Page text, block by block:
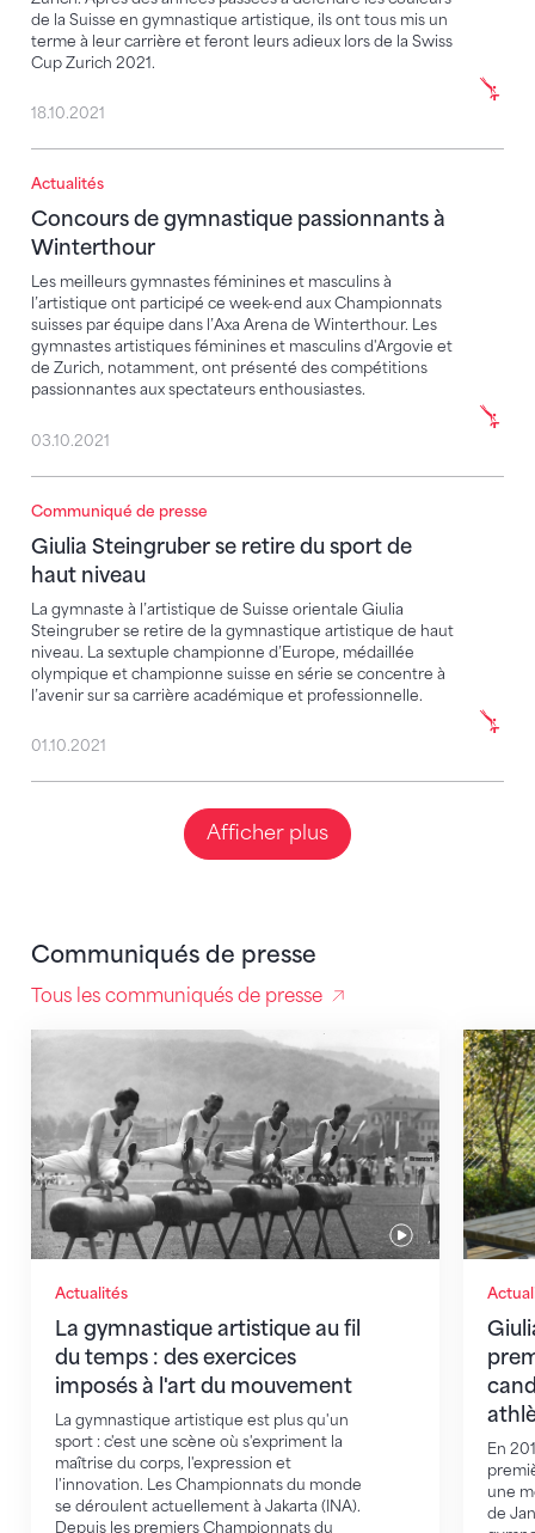
de la Suisse en gymnastique artistique, ils ont tous mis un
terme à leur carrière et feront leurs adieux lors de la Swiss
Cup Zurich 2021.
18.10.2021
Actualités
Concours de gymnastique passionnants à
Winterthour
Les meilleurs gymnastes féminines et masculins à
l’artistique ont participé ce week-end aux Championnats
suisses par équipe dans l’Axa Arena de Winterthour. Les
gymnastes artistiques féminines et masculins d'Argovie et
de Zurich, notamment, ont présenté des compétitions
passionnantes aux spectateurs enthousiastes.
Concours de gymnastique passionnants à
03.10.2021
Communiqué de presse
Giulia Steingruber se retire du sport de
haut niveau
La gymnaste à l’artistique de Suisse orientale Giulia
Steingruber se retire de la gymnastique artistique de haut
niveau. La sextuple championne d’Europe, médaillée
olympique et championne suisse en série se concentre à
l’avenir sur sa carrière académique et professionnelle.
Giulia Steingruber se retire du sport de haut niveau
01.10.2021
Afficher plus
Communiqués de presse
Tous les communiqués de presse
Actualités
La gymnastique artistique au fil
du temps : des exercices
imposés à l'art du mouvement
La gymnastique artistique est plus qu'un
sport : c'est une scène où s'expriment la
maîtrise du corps, l'expression et
l'innovation. Les Championnats du monde
se déroulent actuellement à Jakarta (INA).
Depuis les premiers Championnats du
La gymnastique artistique au fil du temps : des
En
une
de
Giulia